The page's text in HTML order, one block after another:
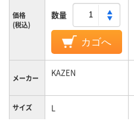
価格
(税込)
数量
カゴへ
メーカー KAZEN
サイズ L